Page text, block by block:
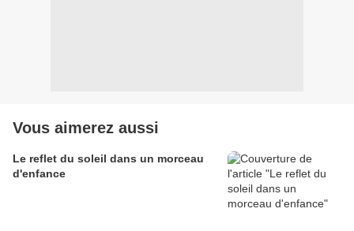
Vous aimerez aussi
Le reflet du soleil dans un morceau
d'enfance